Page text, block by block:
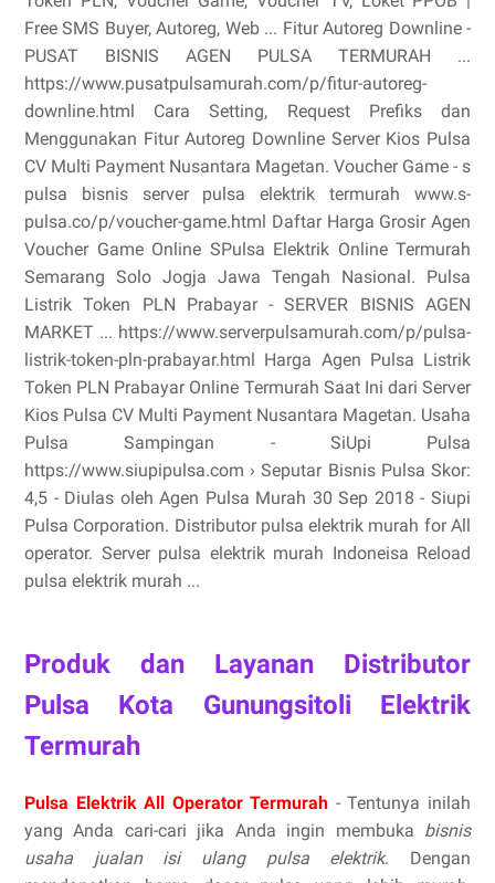
Free SMS Buyer, Autoreg, Web ... Fitur Autoreg Downline -
PUSAT BISNIS AGEN PULSA TERMURAH ...
https://www.pusatpulsamurah.com/p/fitur-autoreg-
downline.html Cara Setting, Request Prefiks dan
Menggunakan Fitur Autoreg Downline Server Kios Pulsa
CV Multi Payment Nusantara Magetan. Voucher Game - s
pulsa bisnis server pulsa elektrik termurah www.s-
pulsa.co/p/voucher-game.html Daftar Harga Grosir Agen
Voucher Game Online SPulsa Elektrik Online Termurah
Semarang Solo Jogja Jawa Tengah Nasional. Pulsa
Listrik Token PLN Prabayar - SERVER BISNIS AGEN
MARKET ... https://www.serverpulsamurah.com/p/pulsa-
listrik-token-pln-prabayar.html Harga Agen Pulsa Listrik
Token PLN Prabayar Online Termurah Saat Ini dari Server
Kios Pulsa CV Multi Payment Nusantara Magetan. Usaha
Pulsa Sampingan - SiUpi Pulsa
https://www.siupipulsa.com › Seputar Bisnis Pulsa Skor:
4,5 - ‎Diulas oleh Agen Pulsa Murah 30 Sep 2018 - Siupi
Pulsa Corporation. Distributor pulsa elektrik murah for All
operator. Server pulsa elektrik murah Indoneisa Reload
pulsa elektrik murah ...
Produk dan Layanan Distributor
Pulsa Kota Gunungsitoli Elektrik
Termurah
Pulsa Elektrik All Operator Termurah - Tentunya inilah
yang Anda cari-cari jika Anda ingin membuka bisnis
usaha jualan isi ulang pulsa elektrik. Dengan